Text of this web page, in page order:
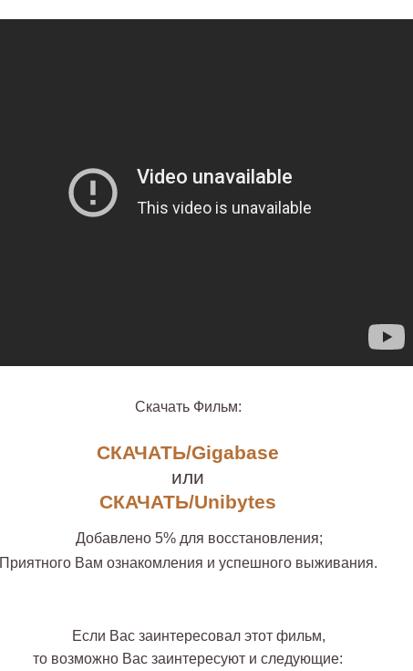
Скачать Фильм:
СКАЧАТЬ/Gigabase
или
СКАЧАТЬ/Unibytes
Добавлено 5% для восстановления;
Приятного Вам ознакомления и успешного выживания.
Если Вас заинтересовал этот фильм,
то возможно Вас заинтересуют и следующие: